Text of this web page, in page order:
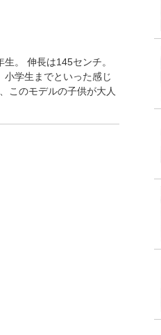
。 伸長は145センチ。
学生までといった感じ
このモデルの子供が大人